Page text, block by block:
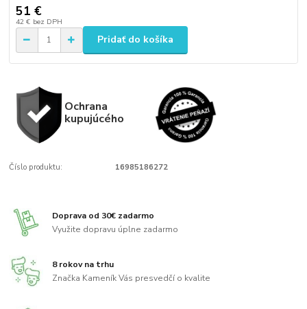
51 €
42 € bez DPH
Pridať do košíka
Ochrana
kupujúcého
Číslo produktu: 16985186272
Doprava od 30€ zadarmo
Využite dopravu úplne zadarmo
8 rokov na trhu
Značka Kameník Vás presvedčí o kvalite